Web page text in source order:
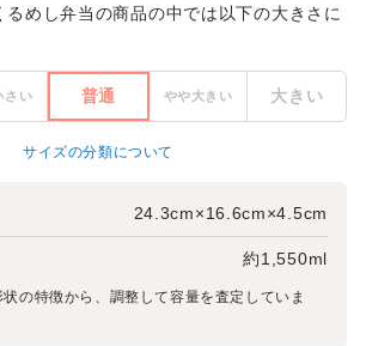
るめし弁当の商品の中では以下の大きさに
さい 普通 やや大きい 大きい
サイズの分類について
24.3cm×16.6cm×4.5cm
約1,550ml
の特徴から、調整して容量を査定していま